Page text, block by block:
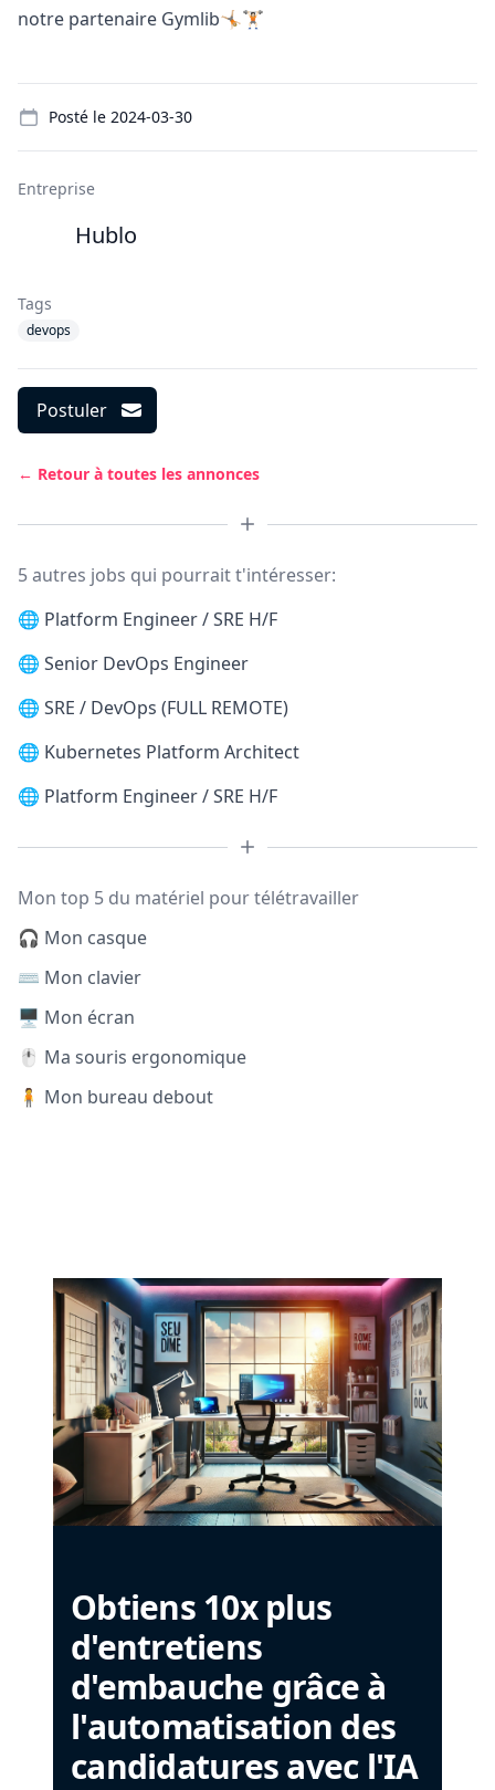
notre partenaire Gymlib🤸🏼🏋🏻
Posté le 2024-03-30
Entreprise
Hublo
Tags
devops
Postuler
← Retour à toutes les annonces
5 autres jobs qui pourrait t'intéresser:
🌐 Platform Engineer / SRE H/F
🌐 Senior DevOps Engineer
🌐 SRE / DevOps (FULL REMOTE)
🌐 Kubernetes Platform Architect
🌐 Platform Engineer / SRE H/F
Mon top 5 du matériel pour télétravailler
🎧 Mon casque
⌨️ Mon clavier
🖥️ Mon écran
🖱️ Ma souris ergonomique
🧍 Mon bureau debout
Obtiens 10x plus
d'entretiens
d'embauche grâce à
l'automatisation des
candidatures avec l'IA